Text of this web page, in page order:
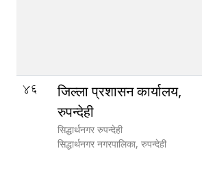
46
जिल्ला प्रशासन कार्यालय,
रुपन्देही
सिद्धार्थनगर रुपन्देही
सिद्धार्थनगर नगरपालिका, रुपन्देही